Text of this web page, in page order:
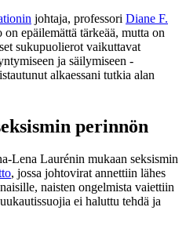
johtaja, professori Diane F.
epäilemättä tärkeää, mutta on
sukupuolierot vaikuttavat
ja säilymiseen -
alkaessani tutkia alan
perinnön
Lena Laurénin mukaan seksismin
, jossa johtovirat annettiin lähes
naisten ongelmista vaiettiin
ei haluttu tehdä ja